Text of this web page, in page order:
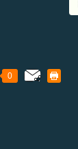
0